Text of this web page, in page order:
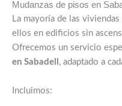
Mudanzas de pisos en
La mayoría de las
ellos en edificios sin
Ofrecemos un servicio
en Sabadell , adaptado a
Incluimos: